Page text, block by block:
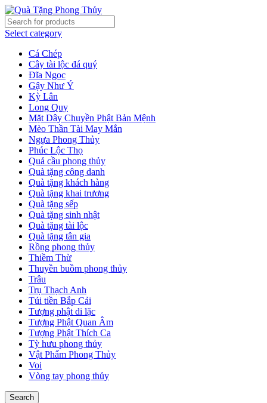
Select category
Cá Chép
Cây tài lộc đá quý
Đĩa Ngọc
Gậy Như Ý
Kỳ Lân
Long Quy
Mặt Dây Chuyền Phật Bản Mệnh
Mèo Thần Tài May Mắn
Ngựa Phong Thủy
Phúc Lộc Thọ
Quả cầu phong thủy
Quà tặng công danh
Quà tặng khách hàng
Quà tặng khai trương
Quà tặng sếp
Quà tặng sinh nhật
Quà tặng tài lộc
Quà tặng tân gia
Rồng phong thủy
Thiềm Thừ
Thuyền buồm phong thủy
Trâu
Trụ Thạch Anh
Túi tiền Bắp Cải
Tượng phật di lặc
Tượng Phật Quan Âm
Tượng Phật Thích Ca
Tỳ hưu phong thủy
Vật Phẩm Phong Thủy
Voi
Vòng tay phong thủy
Search